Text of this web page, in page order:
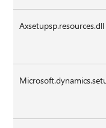
Axsetupsp.resources.dll